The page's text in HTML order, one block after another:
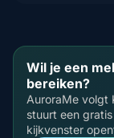
Wil je een
bereiken?
AuroraMe volgt
stuurt een
kijkvenster